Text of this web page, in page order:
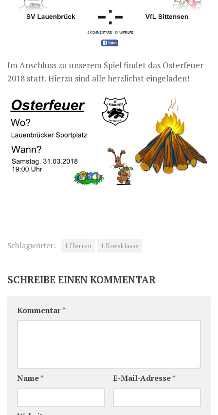
Im Anschluss zu unserem Spiel findet das Osterfeuer
2018 statt. Hierzu sind alle herzlichst eingeladen!
Schlagwörter: 1.Herren 1.Kreisklasse
SCHREIBE EINEN KOMMENTAR
Kommentar*
Name* E-Mail-Adresse*